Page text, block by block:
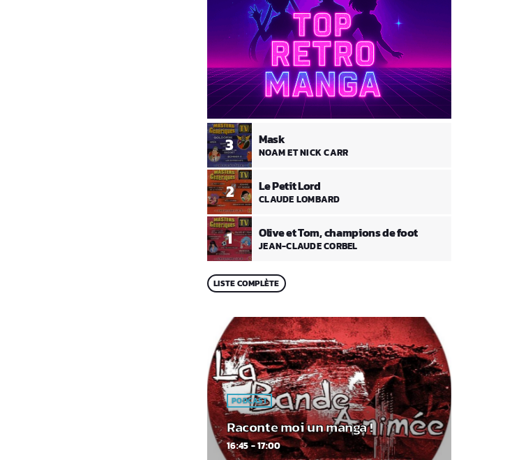
1 Olive et Tom, champions de foot
JEAN-CLAUDE CORBEL
2 Le Petit Lord
CLAUDE LOMBARD
3 Mask
NOAM ET NICK CARR
LISTE COMPLÈTE
PODCAST
Raconte moi un manga !
16:45 - 17:00